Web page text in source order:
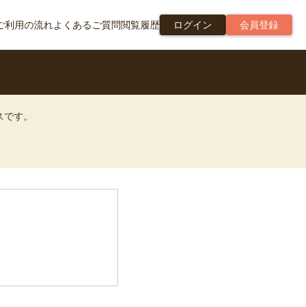
利用の流れよくあるご質問閲覧履歴 ログイン 会員登録
す。